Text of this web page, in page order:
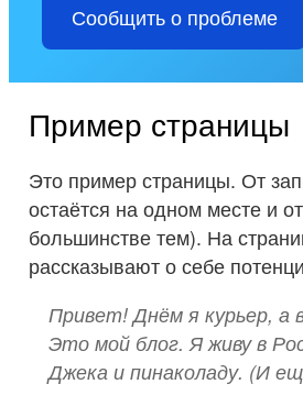
Сообщить о проблеме
Пример страницы
Это пример страницы. От
остаётся на одном месте и
большинстве тем). На
рассказывают о себе
Привет! Днём я курьер,
Это мой блог. Я живу в
Джека и пинаколаду. (И